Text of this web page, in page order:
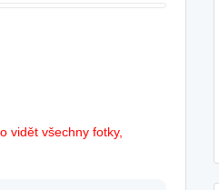
vidět všechny fotky,